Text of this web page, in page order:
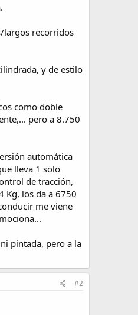
largos recorridos
y de estilo
como doble
pero a 8.750
automática
lleva 1 solo
de tracción,
Kg, los da a 6750
me viene
pintada, pero a la
#2